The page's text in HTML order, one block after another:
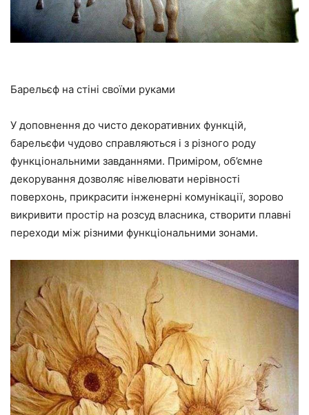
Барельєф на стіні своїми руками
У доповнення до чисто декоративних функцій,
барельєфи чудово справляються і з різного роду
функціональними завданнями. Приміром, об’ємне
декорування дозволяє нівелювати нерівності
поверхонь, прикрасити інженерні комунікації, зорово
викривити простір на розсуд власника, створити плавні
переходи між різними функціональними зонами.